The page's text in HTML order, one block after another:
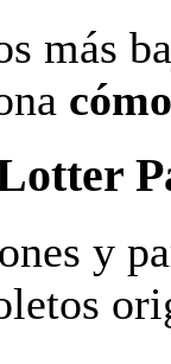
más
y